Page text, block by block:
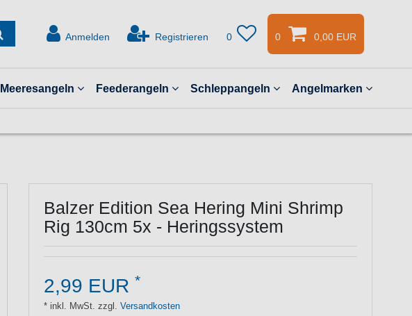
Anmelden Registrieren 0 0 0,00 EUR
Meeresangeln Feederangeln Schleppangeln Angelmarken
Balzer Edition Sea Hering Mini Shrimp
Rig 130cm 5x - Heringssystem
2,99 EUR *
* inkl. MwSt. zzgl. Versandkosten